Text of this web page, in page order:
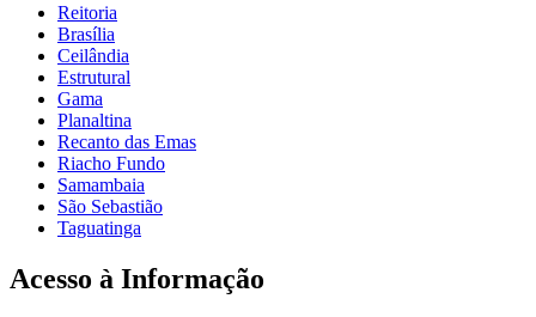
Reitoria
Brasília
Ceilândia
Estrutural
Gama
Planaltina
Recanto das Emas
Riacho Fundo
Samambaia
São Sebastião
Taguatinga
Acesso à Informação